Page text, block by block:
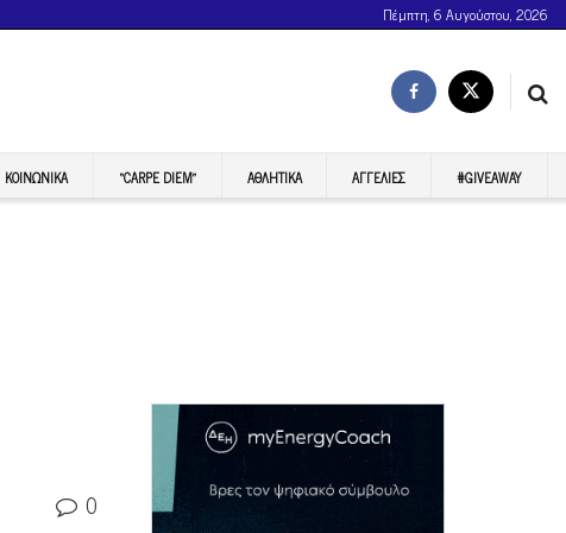
Πέμπτη, 6 Αυγούστου, 2026
ΚΟΙΝΩΝΙΚΆ “CARPE DIEM” ΑΘΛΗΤΙΚΆ ΑΓΓΕΛΊΕΣ #GIVEAWAY
0